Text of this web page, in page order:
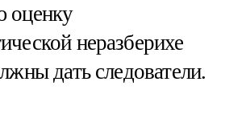
оценку
неразберихе
дать следователи.